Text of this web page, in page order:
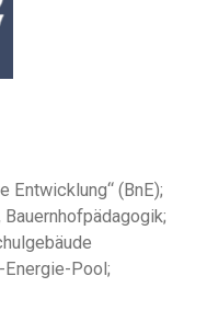
Entwicklung“ (BnE);
Pool;